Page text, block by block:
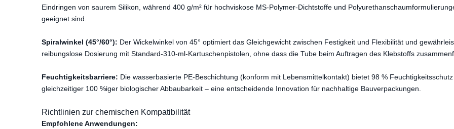
Eindringen von saurem Silikon, während 400 g/m² für hochviskose MS-Polymer-Dichtstoffe und
geeignet sind.
Spiralwinkel (45°/60°): Der Wickelwinkel von 45° optimiert das Gleichgewicht zwischen Festigkeit und Flexibilität und
reibungslose Dosierung mit Standard-310-ml-Kartuschenpistolen, ohne dass die Tube beim Auftragen des Klebstoffs
Feuchtigkeitsbarriere: Die wasserbasierte PE-Beschichtung (konform mit Lebensmittelkontakt) bietet 98 %
gleichzeitiger 100 %iger biologischer Abbaubarkeit – eine entscheidende Innovation für nachhaltige Bauverpackungen.
Richtlinien zur chemischen Kompatibilität
Empfohlene Anwendungen:
für Glaskleber in der
Dichtmittel und